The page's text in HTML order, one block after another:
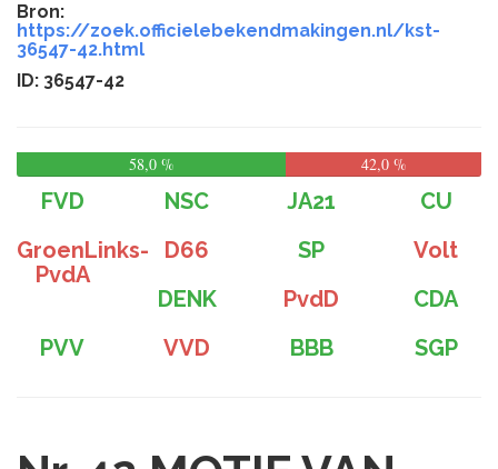
Bron:
https://zoek.officielebekendmakingen.nl/kst-
36547-42.html
ID: 36547-42
58,0 % 42,0 %
FVD NSC JA21
CU
GroenLinks-
PvdA
D66 SP
Volt
DENK
PvdD
CDA
PVV
VVD BBB SGP